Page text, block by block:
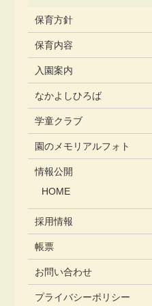
保育方針
保育内容
入園案内
なかよしひろば
学童クラブ
園のメモリアルフォト
情報公開
HOME
採用情報
帳票
お問い合わせ
プライバシーポリシー